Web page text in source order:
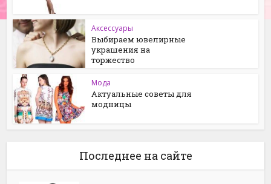
Аксессуары
Выбираем ювелирные
украшения на
торжество
Мода
Актуальные советы для
модницы
Последнее на сайте